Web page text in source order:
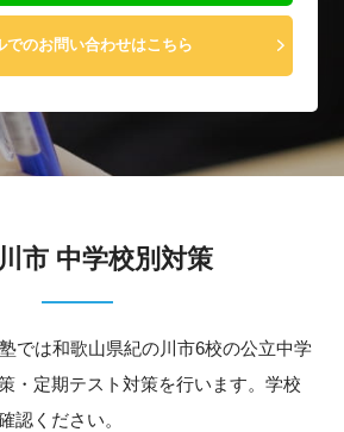
でのお問い合わせはこちら
市 中学校別対策
では和歌山県紀の川市6校の公立中学
・定期テスト対策を行います。学校
認ください。